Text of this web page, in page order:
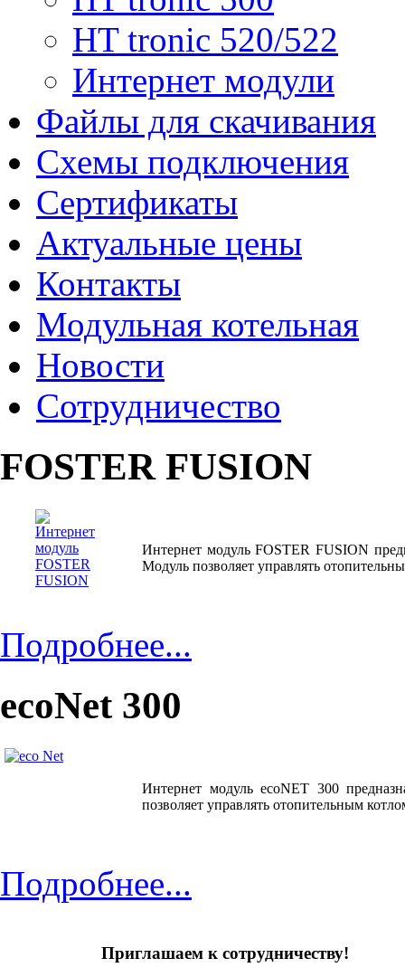
HT tronic 520/522
Интернет модули
Файлы для скачивания
Схемы подключения
Сертификаты
Актуальные цены
Контакты
Модульная котельная
Новости
Сотрудничество
FOSTER FUSION
Интернет модуль FOSTER FUSION
Модуль позволяет управлять
Подробнее...
ecoNet 300
Интернет модуль ecoNЕТ 300
позволяет управлять отопительным
Подробнее...
Приглашаем к сотрудничеству!